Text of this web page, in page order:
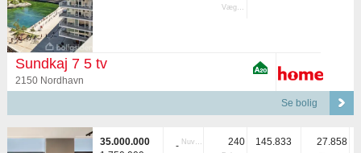
Vægtet
Sundkaj 7 5 tv
2150 Nordhavn
Se bolig
35.000.000
- Nuvær. 240 145.833 27.858